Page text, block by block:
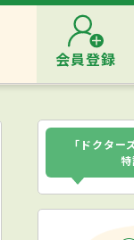
会員登録
「ドクタ